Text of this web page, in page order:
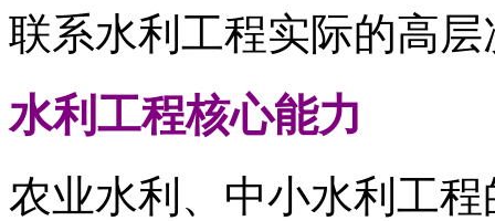
联系水利工程实际的高
水利工程核心能力
农业水利、中小水利工